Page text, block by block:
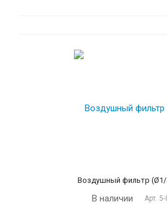
Воздушный фильтр (Ø1/
В наличии Арт.